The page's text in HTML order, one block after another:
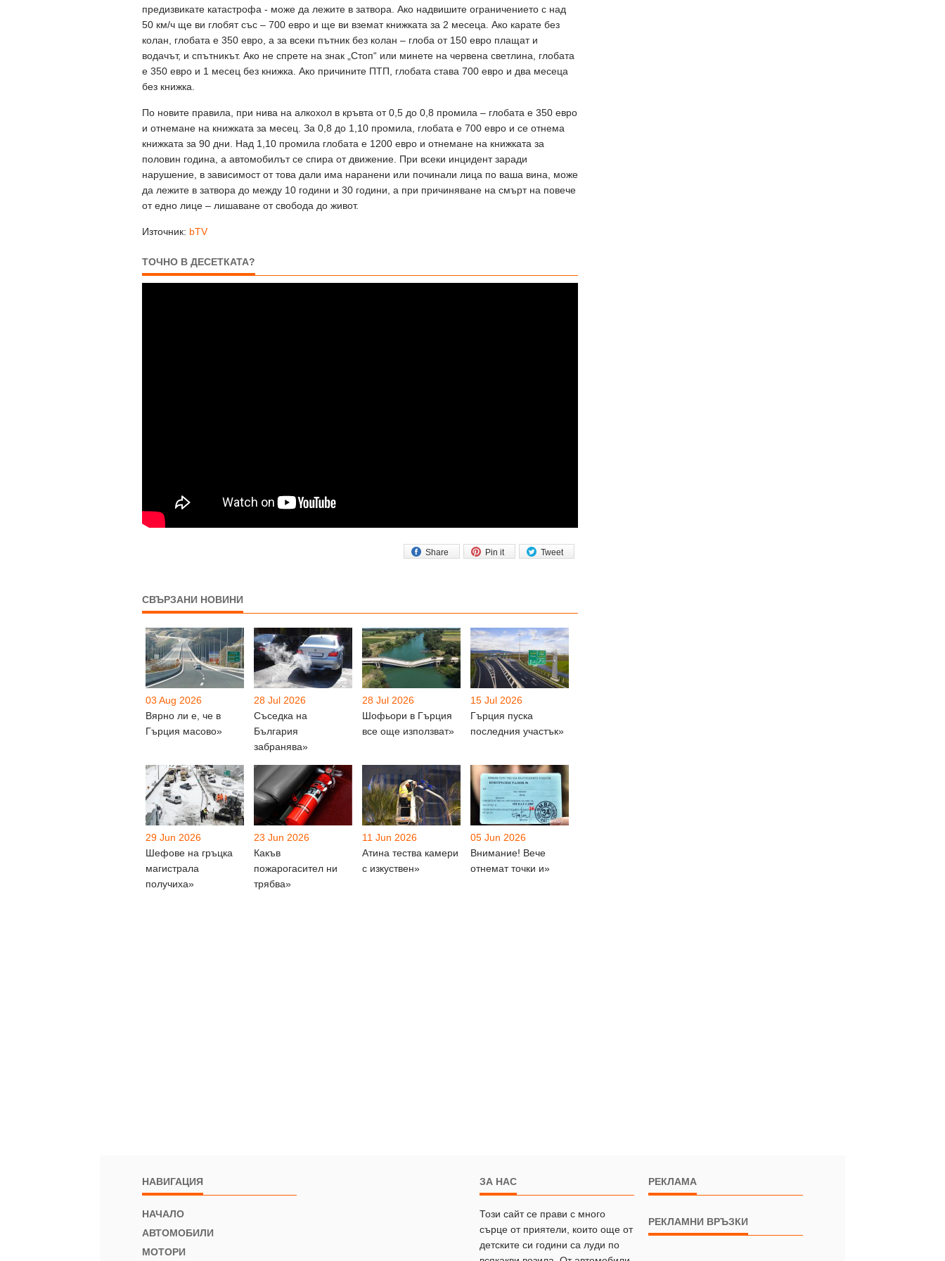
предизвикате катастрофа - може да лежите в затвора. Ако надвишите ограничението с над
50 км/ч ще ви глобят със – 700 евро и ще ви вземат книжката за 2 месеца. Ако карате без
колан, глобата е 350 евро, а за всеки пътник без колан – глоба от 150 евро плащат и
водачът, и спътникът. Ако не спрете на знак „Стоп“ или минете на червена светлина, глобата
е 350 евро и 1 месец без книжка. Ако причините ПТП, глобата става 700 евро и два месеца
без книжка.
По новите правила, при нива на алкохол в кръвта от 0,5 до 0,8 промила – глобата е 350 евро
и отнемане на книжката за месец. За 0,8 до 1,10 промила, глобата е 700 евро и се отнема
книжката за 90 дни. Над 1,10 промила глобата е 1200 евро и отнемане на книжката за
половин година, а автомобилът се спира от движение. При всеки инцидент заради
нарушение, в зависимост от това дали има наранени или починали лица по ваша вина, може
да лежите в затвора до между 10 години и 30 години, а при причиняване на смърт на повече
от едно лице – лишаване от свобода до живот.
Източник: bTV
ТОЧНО В ДЕСЕТКАТА?
Tweet
Pin it
Share
СВЪРЗАНИ НОВИНИ
03 Aug 2026
Вярно ли е, че в
Гърция масово»
28 Jul 2026
Съседка на
България
забранява»
28 Jul 2026
Шофьори в Гърция
все още използват»
15 Jul 2026
Гърция пуска
последния участък»
29 Jun 2026
Шефове на гръцка
магистрала
получиха»
23 Jun 2026
Какъв
пожарогасител ни
трябва»
11 Jun 2026
Атина тества камери
с изкуствен»
05 Jun 2026
Внимание! Вече
отнемат точки и»
НАВИГАЦИЯ
НАЧАЛО
АВТОМОБИЛИ
МОТОРИ
ЗА НАС
Този сайт се прави с много
сърце от приятели, които още от
детските си години са луди по
РЕКЛАМА
РЕКЛАМНИ ВРЪЗКИ